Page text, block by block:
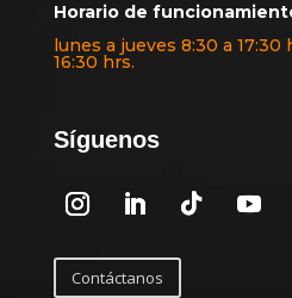
Horario de
lunes a jueves 8:30 a 17:30
16:30 hrs.
Síguenos
Contáctanos